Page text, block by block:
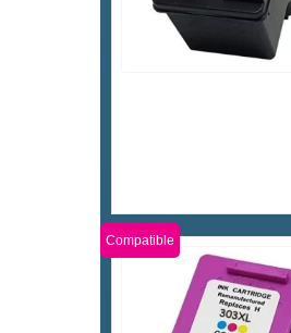
Compatible